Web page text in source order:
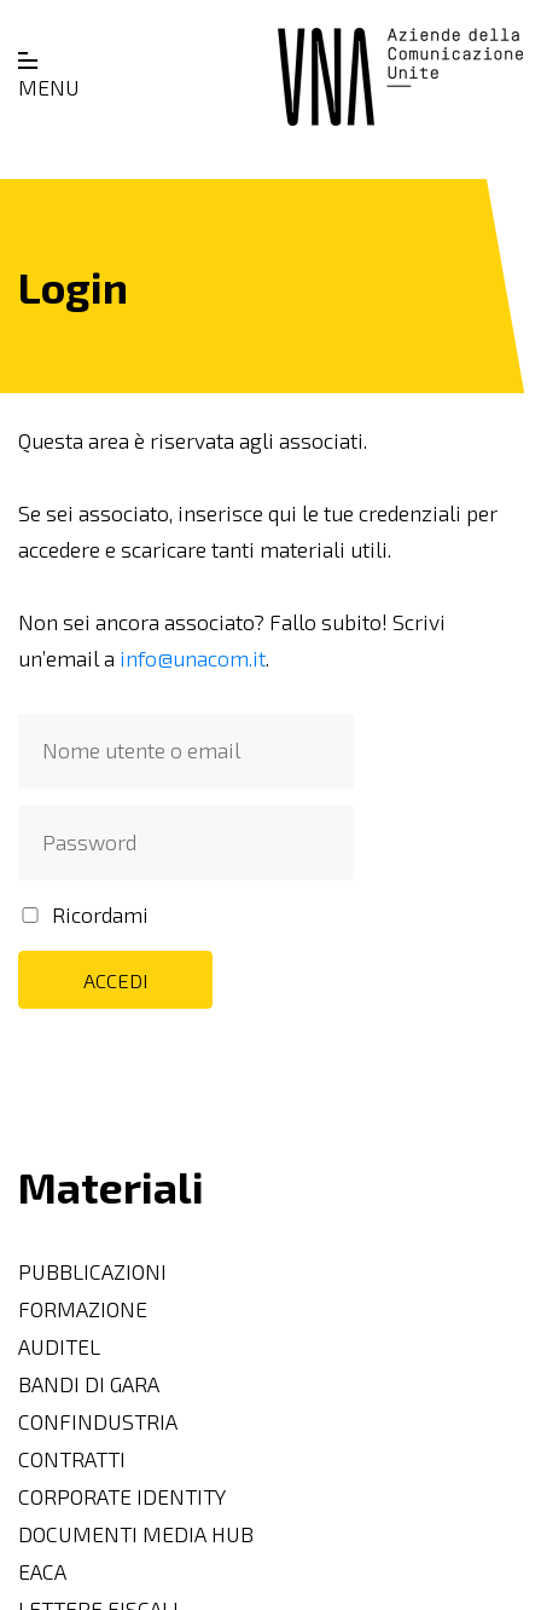
MENU
Login
Questa area è riservata agli associati.
Se sei associato, inserisce qui le tue credenziali per
accedere e scaricare tanti materiali utili.
Non sei ancora associato? Fallo subito! Scrivi
un’email a info@unacom.it.
Ricordami
Materiali
PUBBLICAZIONI
FORMAZIONE
AUDITEL
BANDI DI GARA
CONFINDUSTRIA
CONTRATTI
CORPORATE IDENTITY
DOCUMENTI MEDIA HUB
EACA